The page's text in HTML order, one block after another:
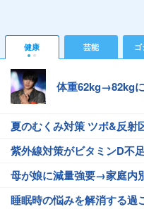
健康 芸能
体重62kg→82kg
夏のむくみ対策 ツボ&反射
紫外線対策がビタミンD不
母が娘に減量強要→家庭内
睡眠時の悩みを解消する過